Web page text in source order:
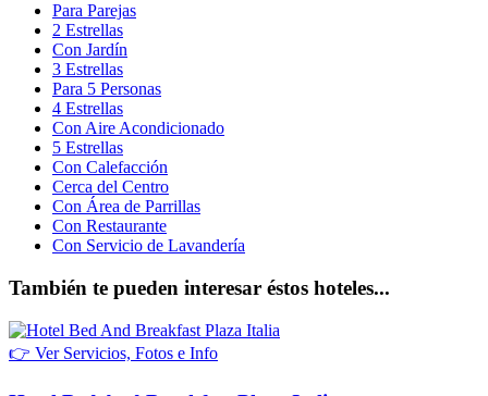
Para Parejas
2 Estrellas
Con Jardín
3 Estrellas
Para 5 Personas
4 Estrellas
Con Aire Acondicionado
5 Estrellas
Con Calefacción
Cerca del Centro
Con Área de Parrillas
Con Restaurante
Con Servicio de Lavandería
También te pueden interesar éstos hoteles...
👉 Ver Servicios, Fotos e Info